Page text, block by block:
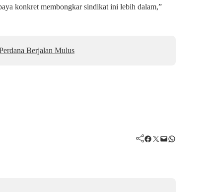
konkret membongkar sindikat ini lebih dalam,”
Berjalan Mulus
Facebook Twitter Mail WhatsApp